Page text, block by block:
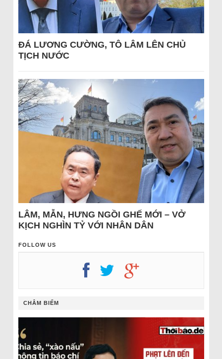
ĐÁ LƯƠNG CƯỜNG, TÔ LÂM LÊN CHỦ
TỊCH NƯỚC
LÂM, MẪN, HƯNG NGỒI GHẾ MỚI – VỞ
KỊCH NGHÌN TỶ VỚI NHÂN DÂN
FOLLOW US
CHÂM BIẾM